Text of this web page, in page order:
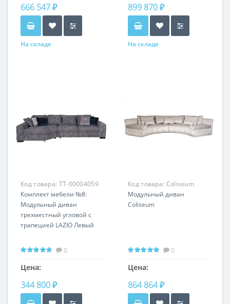
666 547 ₽
На складе
899 870 ₽
На складе
Код товара: TT-00004059
Комплект мебели №8:
Модульный диван
трехместный угловой с
трапецией LAZIO Левый
0
Цена:
344 800 ₽
Код товара: Coliseum
Модульный диван
Coliseum
0
Цена:
864 864 ₽